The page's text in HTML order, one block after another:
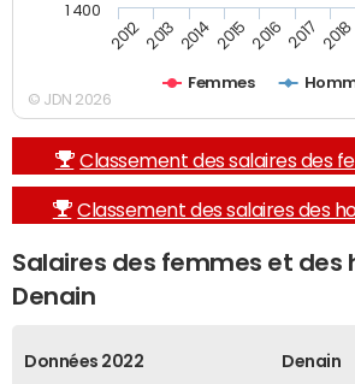
Femmes
2012 2013 2014 2015 2016 2017 2018
1 400
© JDN 2026
Classement des salaires des
Classement des salaires des
Salaires des femmes et des
Denain
Données 2022 Denain